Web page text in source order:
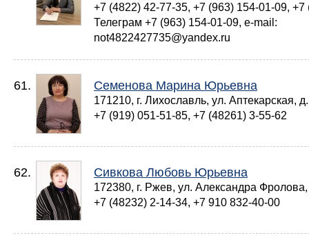
+7 (4822) 42-77-35, +7 (963) 154-01-09, +7
Телеграм +7 (963) 154-01-09, e-mail:
not4822427735@yandex.ru
61. Семенова Марина Юрьевна
171210, г. Лихославль, ул. Аптекарская,
+7 (919) 051-51-85, +7 (48261) 3-55-62
62. Сивкова Любовь Юрьевна
172380, г. Ржев, ул. Александра
+7 (48232) 2-14-34, +7 910 832-40-00